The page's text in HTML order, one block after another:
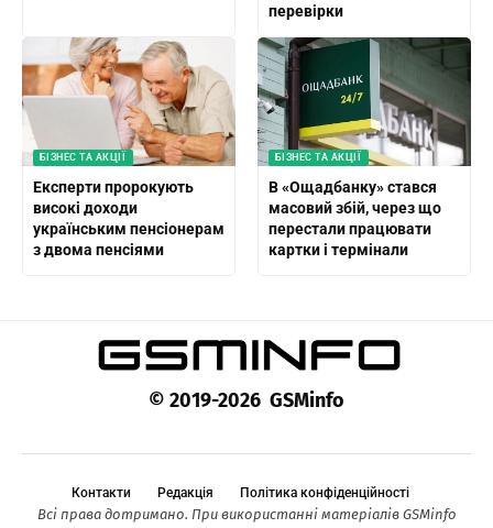
перевірки
БІЗНЕС ТА АКЦІЇ
Експерти пророкують
високі доходи
українським пенсіонерам
з двома пенсіями
БІЗНЕС ТА АКЦІЇ
В «Ощадбанку» стався
масовий збій, через що
перестали працювати
картки і термінали
© 2019-2026 GSMinfo
Контакти Редакція Політика конфіденційності
Всі права дотримано. При використанні матеріалів GSMinfo